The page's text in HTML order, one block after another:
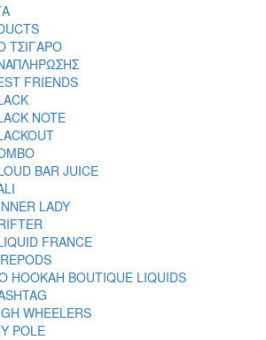
ΤΣΙΓΑΡΟ
FRIENDS
NOTE
BAR JUICE
LADY
FRANCE
HOOKAH BOUTIQUE LIQUIDS
WHEELERS
POLE